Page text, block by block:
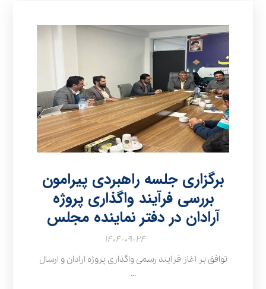
برگزاری جلسه راهبردی پیرامون
بررسی فرآیند واگذاری پروژه
آرادان در دفتر نماینده مجلس
۱۴۰۴-۰۹-۲۴
توافق بر آغاز فرآیند رسمی واگذاری پروژه آرادان و ارسال
...